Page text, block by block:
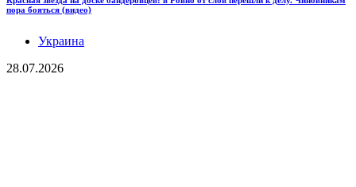
пора бояться (видео)
Украина
28.07.2026